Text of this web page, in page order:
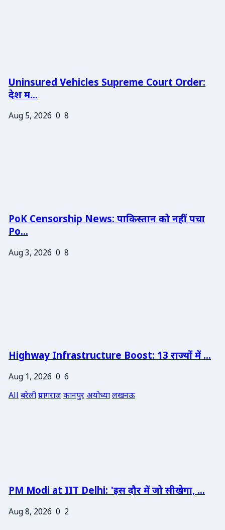
Uninsured Vehicles Supreme Court Order:
देश म...
Aug 5, 2026 0 8
PoK Censorship News: पाकिस्तान को नहीं पचा
Po...
Aug 3, 2026 0 8
Highway Infrastructure Boost: 13 राज्यों में ...
Aug 1, 2026 0 6
Allबरेलीप्रयागराजकानपुरअयोध्यालखनऊ
PM Modi at IIT Delhi: 'इस दौर में जो सीखेगा, ...
Aug 8, 2026 0 2